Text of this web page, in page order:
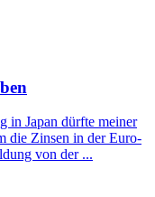
in Japan dürfte meiner
die Zinsen in der Euro-
von der ...